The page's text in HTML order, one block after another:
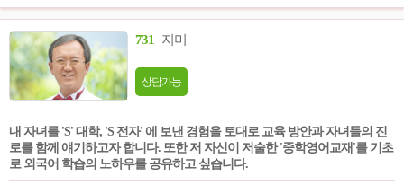
우선시할 것이 ‘사고방식’이라 강조하고, 늘
질 젊은이들에게 주문하고 있다. 실패를 거듭
했던 학생 시절, 첫 직장 쇼후공업 입사, 교세
라와 KDDI 창립, JAL 회생 과정 등에 관한 내
늘 부정적인 생각에 사로잡혀 있는 사람이거
나, 일에서 성공하고 싶지만 그 방향을 쉬 잡
지 못하고 방황하는 사람 그리고 인생에서 가
731 지미
상담가능
내 자녀를 'S' 대학, 'S 전자' 에 보낸 경험을 토대로 교육 방안과 자녀들의 진
로를 함께 얘기하고자 합니다. 또한 저 자신이 저술한 '중학영어교재'를 기초
로 외국어 학습의 노하우를 공유하고 싶습니다.